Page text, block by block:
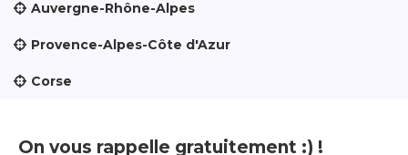
Auvergne-Rhône-Alpes
Provence-Alpes-Côte d'Azur
Corse
On vous rappelle gratuitement :) !